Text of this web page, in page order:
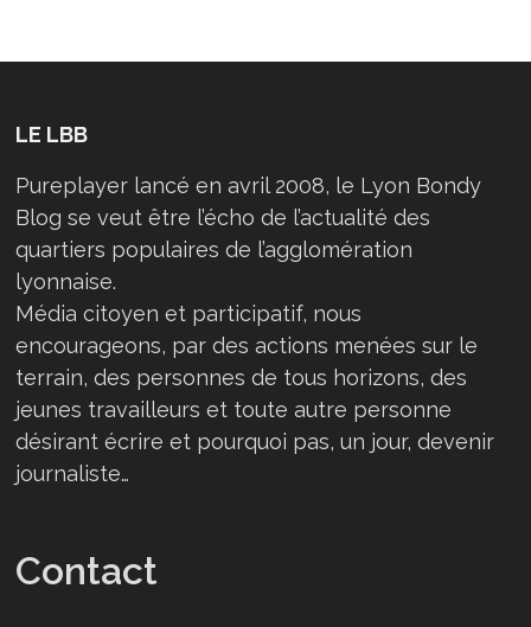
LE LBB
Pureplayer lancé en avril 2008, le Lyon Bondy
Blog se veut être l’écho de l’actualité des
quartiers populaires de l’agglomération
lyonnaise.
Média citoyen et participatif, nous
encourageons, par des actions menées sur le
terrain, des personnes de tous horizons, des
jeunes travailleurs et toute autre personne
désirant écrire et pourquoi pas, un jour, devenir
journaliste…
Contact